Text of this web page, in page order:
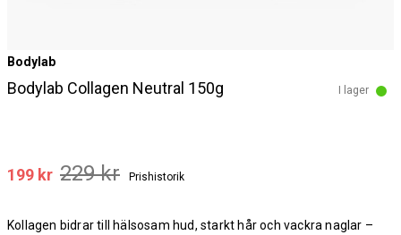
Bodylab
Bodylab Collagen Neutral 150g I lager
199 kr 229 kr Prishistorik
Kollagen bidrar till hälsosam hud, starkt hår och vackra naglar –